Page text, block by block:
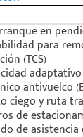
en
para
(TCS)
adaptativo
antivuelco
ciego y ruta
de
de